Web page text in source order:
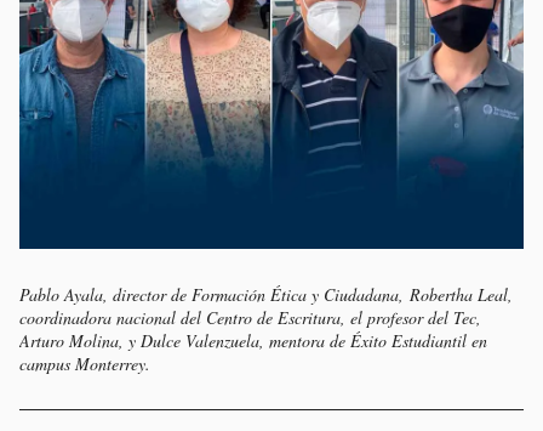
Pablo Ayala, director de Formación Ética y Ciudadana, Robertha Leal,
coordinadora nacional del Centro de Escritura, el profesor del Tec,
Arturo Molina, y Dulce Valenzuela, mentora de Éxito Estudiantil en
campus Monterrey.